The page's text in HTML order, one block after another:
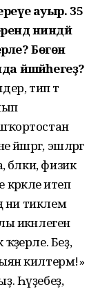
ауыр. 35
ниндәй
Бөгөн
йәшәйһегеҙ?
тип тә
эшләргә
бәлки, физик
кәрәкле итеп
ни тиклем
икәнлеген
Беҙ,
килтермә!»
Һүҙебеҙ,